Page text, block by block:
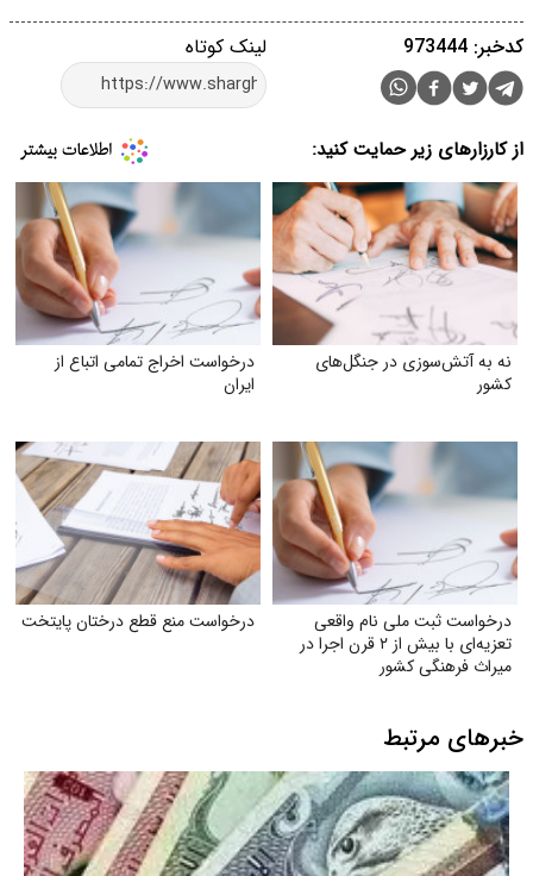
لینک کوتاه کدخبر: 973444
از کارزارهای زیر حمایت کنید:
نه به آتش‌سوزی در جنگل‌های
کشور
درخواست اخراج تمامی اتباع از
ایران
درخواست ثبت ملی نام واقعی
تعزیه‌ای با بیش از ۲ قرن اجرا در
میراث فرهنگی کشور
درخواست منع قطع درختان پایتخت
خبرهای مرتبط